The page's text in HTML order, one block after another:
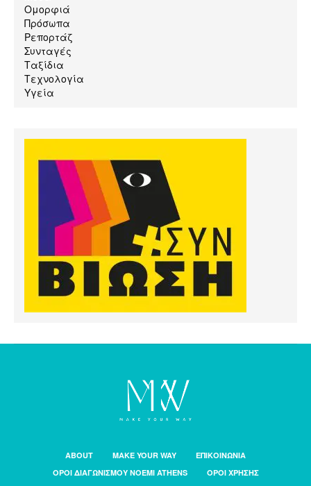
Ομορφιά
Πρόσωπα
Ρεπορτάζ
Συνταγές
Ταξίδια
Τεχνολογία
Υγεία
ABOUT MAKE YOUR WAY
ΕΠΙΚΟΙΝΩΝΙΑ
ΟΡΟΙ ΔΙΑΓΩΝΙΣΜΟΥ NOEMI ATHENS
ΟΡΟΙ ΧΡΗΣΗΣ